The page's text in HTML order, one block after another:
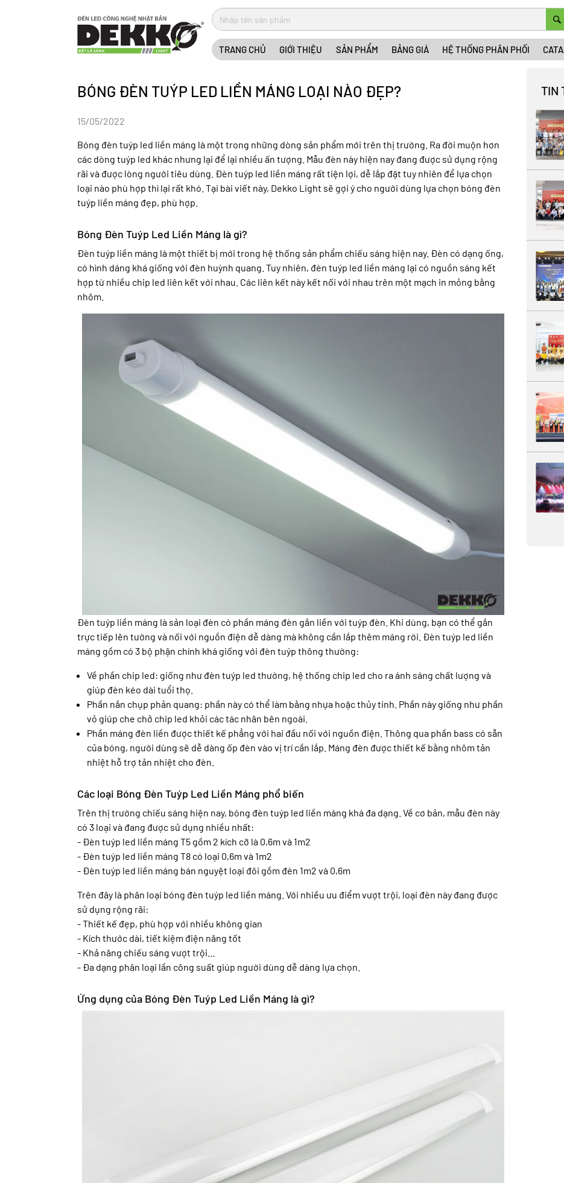
TRANG CHỦ GIỚI THIỆU SẢN PHẨM BẢNG GIÁ HỆ THỐNG PHÂN PHỐI
BÓNG ĐÈN TUÝP LED LIỀN MÁNG LOẠI NÀO ĐẸP?
15/05/2022
Bóng đèn tuýp led liền máng là một trong những dòng sản phẩm mới trên thị trường. Ra đời muộn hơn
các dòng tuýp led khác nhưng lại để lại nhiều ấn tượng. Mẫu đèn này hiện nay đang được sử dụng rộng
rãi và được lòng người tiêu dùng. Đèn tuýp led liền máng rất tiện lợi, dễ lắp đặt tuy nhiên để lựa chọn
loại nào phù hợp thì lại rất khó. Tại bài viết này, Dekko Light sẽ gợi ý cho người dùng lựa chọn bóng đèn
tuýp liền máng đẹp, phù hợp.
Bóng Đèn Tuýp Led Liền Máng là gì?
Đèn tuýp liền máng là một thiết bị mới trong hệ thống sản phẩm chiếu sáng hiện nay. Đèn có dạng ống,
có hình dáng khá giống với đèn huỳnh quang. Tuy nhiên, đèn tuýp led liền máng lại có nguồn sáng kết
hợp từ nhiều chip led liên kết với nhau. Các liên kết này kết nối với nhau trên một mạch in mỏng bằng
nhôm.
Đèn tuýp liền máng là sản loại đèn có phần máng đèn gắn liền với tuýp đèn. Khi dùng, bạn có thể gắn
trực tiếp lên tường và nối với nguồn điện dễ dàng mà không cần lắp thêm máng rời. Đèn tuýp led liền
máng gồm có 3 bộ phận chính khá giống với đèn tuýp thông thường:
Về phần chip led: giống như đèn tuýp led thường, hệ thống chip led cho ra ánh sáng chất lượng và
giúp đèn kéo dài tuổi thọ.
Phần nắn chụp phản quang: phần này có thể làm bằng nhựa hoặc thủy tinh. Phần này giống như phần
vỏ giúp che chở chip led khỏi các tác nhân bên ngoài.
Phần máng đèn liền được thiết kế phẳng với hai đầu nối với nguồn điện. Thông qua phần bass có sẵn
của bóng, người dùng sẽ dễ dàng ốp đèn vào vị trí cần lắp. Máng đèn được thiết kế bằng nhôm tản
nhiệt hỗ trợ tản nhiệt cho đèn.
Các loại Bóng Đèn Tuýp Led Liền Máng phổ biến
Trên thị trường chiếu sáng hiện nay, bóng đèn tuýp led liền máng khá đa dạng. Về cơ bản, mẫu đèn này
có 3 loại và đang được sử dụng nhiều nhất:
- Đèn tuýp led liền máng T5 gồm 2 kích cỡ là 0,6m và 1m2
- Đèn tuýp led liền máng T8 có loại 0,6m và 1m2
- Đèn tuýp led liền máng bán nguyệt loại đôi gồm đèn 1m2 và 0,6m
Trên đây là phân loại bóng đèn tuýp led liền máng. Với nhiều ưu điểm vượt trội, loại đèn này đang được
sử dụng rộng rãi:
- Thiết kế đẹp, phù hợp với nhiều không gian
- Kích thước dài, tiết kiệm điện năng tốt
- Khả năng chiếu sáng vượt trội…
- Đa dạng phân loại lần công suất giúp người dùng dễ dàng lựa chọn.
Ứng dụng của Bóng Đèn Tuýp Led Liền Máng là gì?
TIN